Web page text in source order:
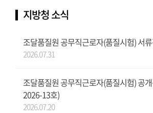
지방청 소식
조달품질원 공무직근로자(품질시험) 서
2026.07.31
조달품질원 공무직근로자(품질시험) 공
2026-13호)
2026.07.20